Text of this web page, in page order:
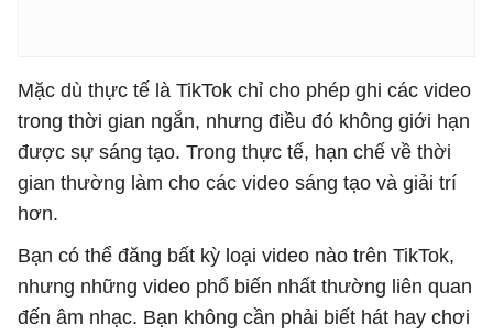
Mặc dù thực tế là TikTok chỉ cho phép ghi các video
trong thời gian ngắn, nhưng điều đó không giới hạn
được sự sáng tạo. Trong thực tế, hạn chế về thời
gian thường làm cho các video sáng tạo và giải trí
hơn.
Bạn có thể đăng bất kỳ loại video nào trên TikTok,
nhưng những video phổ biến nhất thường liên quan
đến âm nhạc. Bạn không cần phải biết hát hay chơi